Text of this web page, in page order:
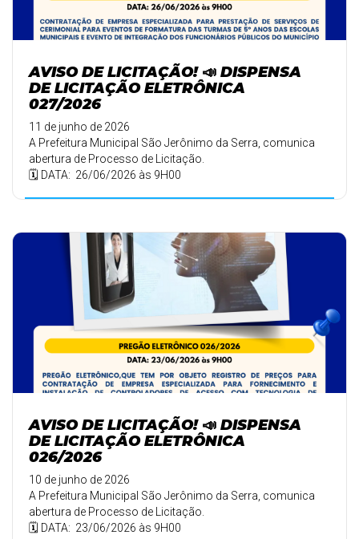
AVISO DE LICITAÇÃO! 📣 DISPENSA
DE LICITAÇÃO ELETRÔNICA
027/2026
11 de junho de 2026
A Prefeitura Municipal São Jerônimo da Serra, comunica
abertura de Processo de Licitação.
🗓️ DATA: 26/06/2026 às 9H00
AVISO DE LICITAÇÃO! 📣 DISPENSA
DE LICITAÇÃO ELETRÔNICA
026/2026
10 de junho de 2026
A Prefeitura Municipal São Jerônimo da Serra, comunica
abertura de Processo de Licitação.
🗓️ DATA: 23/06/2026 às 9H00